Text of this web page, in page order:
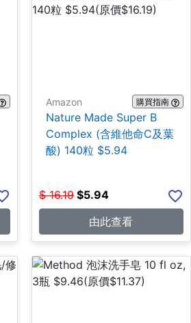
Amazon 購買指南
Nature Made Super B
Complex (含維他命C及葉
酸) 140粒 $5.94
$ 16.19 $5.94
由此查看